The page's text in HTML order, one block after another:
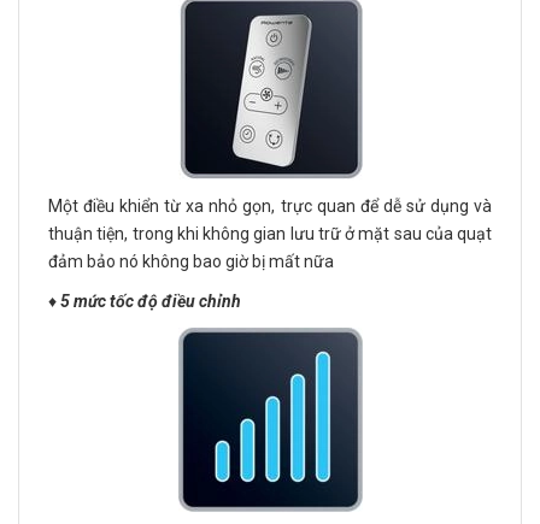
Một điều khiển từ xa nhỏ gọn, trực quan để dễ sử dụng và
thuận tiện, trong khi không gian lưu trữ ở mặt sau của quạt
đảm bảo nó không bao giờ bị mất nữa
♦️5 mức tốc độ điều chỉnh